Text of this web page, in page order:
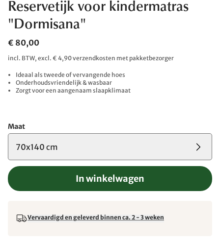
Reservetijk voor kindermatras
"Dormisana"
€ 80,00
incl. BTW, excl. € 4,90 verzendkosten met pakketbezorger
Ideaal als tweede of vervangende hoes
Onderhoudsvriendelijk & wasbaar
Zorgt voor een aangenaam slaapklimaat
Maat
70x140 cm
In winkelwagen
Vervaardigd en geleverd binnen ca. 2 - 3 weken